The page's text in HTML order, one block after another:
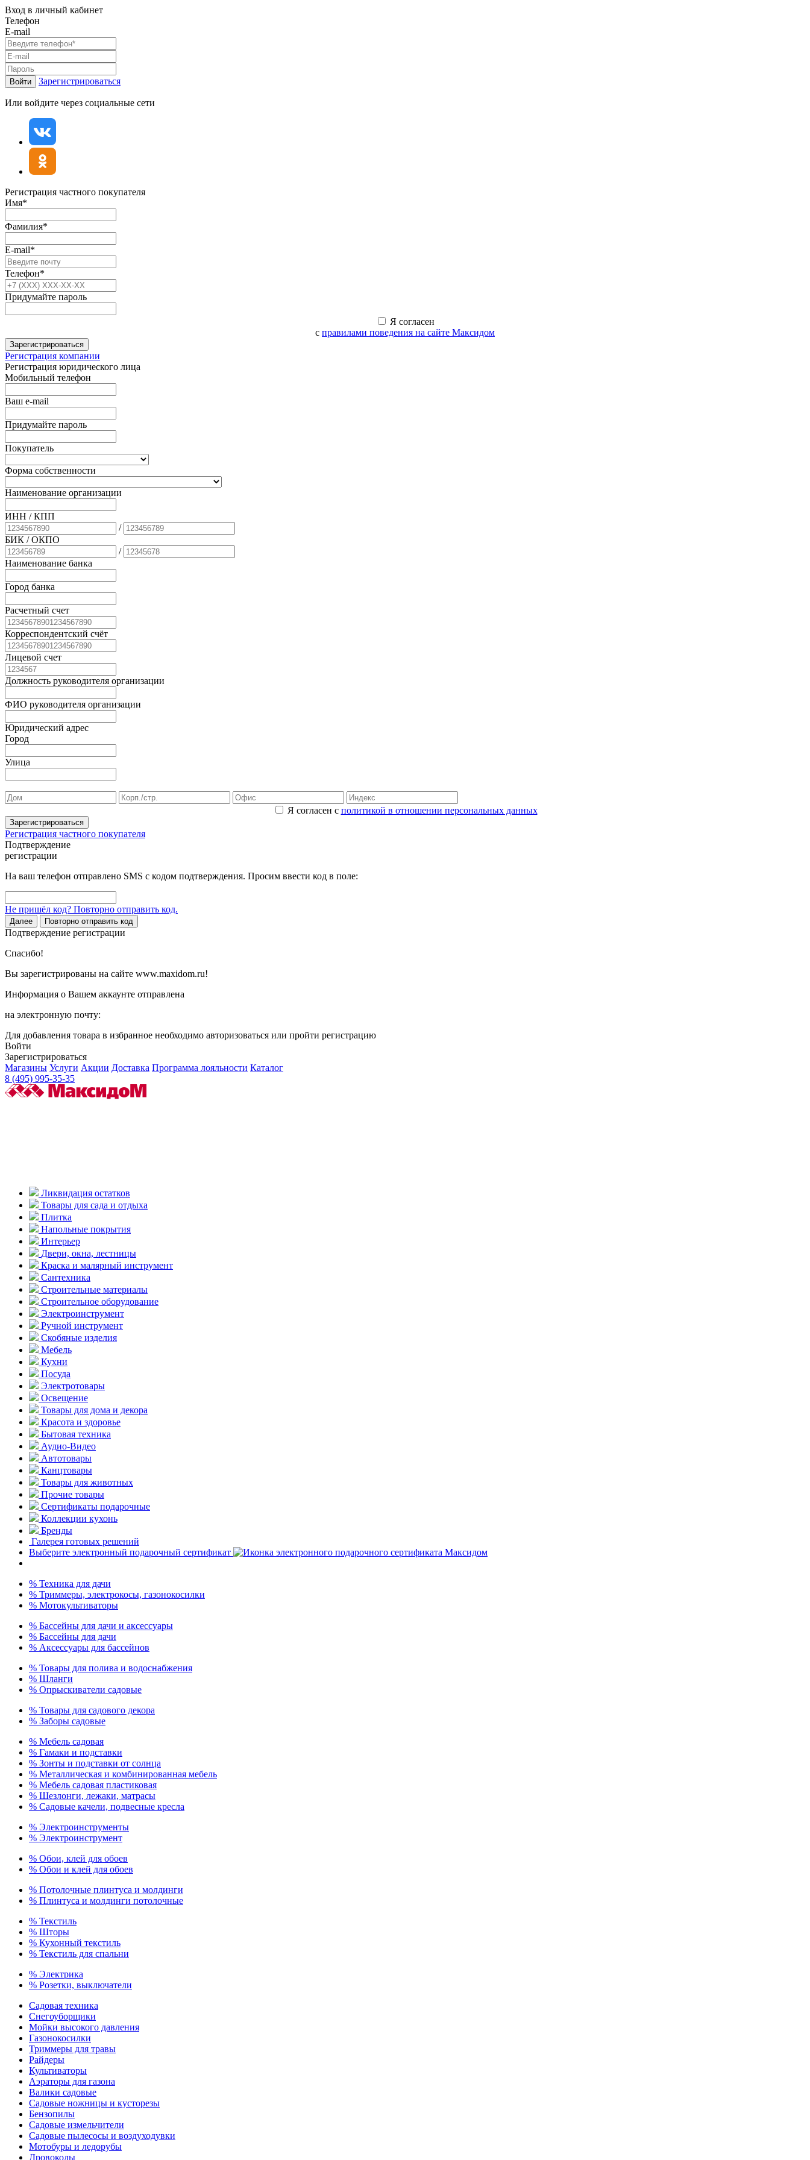
Вход в личный кабинет
Телефон
E-mail
Войти Зарегистрироваться
Или войдите через социальные сети
Регистрация частного покупателя
Имя*
Фамилия*
E-mail*
Телефон*
Придумайте пароль
Я согласен
с правилами поведения на сайте Максидом
Зарегистрироваться
Регистрация компании
Регистрация юридического лица
Мобильный телефон
Ваш e-mail
Придумайте пароль
Покупатель
Форма собственности
Наименование организации
ИНН / КПП
/
БИК / ОКПО
/
Наименование банка
Город банка
Расчетный счет
Корреспондентский счёт
Лицевой счет
Должность руководителя организации
ФИО руководителя организации
Юридический адрес
Город
Улица
Я согласен с политикой в отношении персональных данных
Зарегистрироваться
Регистрация частного покупателя
Подтверждение
регистрации
На ваш телефон отправлено SMS с кодом подтверждения. Просим ввести код в поле:
Не пришёл код? Повторно отправить код.
Далее Повторно отправить код
Подтверждение регистрации
Спасибо!
Вы зарегистрированы на сайте www.maxidom.ru!
Информация о Вашем аккаунте отправлена
на электронную почту:
Для добавления товара в избранное необходимо авторизоваться или пройти регистрацию
Войти
Зарегистрироваться
Магазины Услуги Акции Доставка Программа лояльности Каталог
8 (495) 995-35-35
Ликвидация остатков
Товары для сада и отдыха
Плитка
Напольные покрытия
Интерьер
Двери, окна, лестницы
Краска и малярный инструмент
Сантехника
Строительные материалы
Строительное оборудование
Электроинструмент
Ручной инструмент
Скобяные изделия
Мебель
Кухни
Посуда
Электротовары
Освещение
Товары для дома и декора
Красота и здоровье
Бытовая техника
Аудио-Видео
Автотовары
Канцтовары
Товары для животных
Прочие товары
Сертификаты подарочные
Коллекции кухонь
Бренды
Галерея готовых решений
Выберите электронный подарочный сертификат
% Техника для дачи
% Триммеры, электрокосы, газонокосилки
% Мотокультиваторы
% Бассейны для дачи и аксессуары
% Бассейны для дачи
% Аксессуары для бассейнов
% Товары для полива и водоснабжения
% Шланги
% Опрыскиватели садовые
% Товары для садового декора
% Заборы садовые
% Мебель садовая
% Гамаки и подставки
% Зонты и подставки от солнца
% Металлическая и комбинированная мебель
% Мебель садовая пластиковая
% Шезлонги, лежаки, матрасы
% Садовые качели, подвесные кресла
% Электроинструменты
% Электроинструмент
% Обои, клей для обоев
% Обои и клей для обоев
% Потолочные плинтуса и молдинги
% Плинтуса и молдинги потолочные
% Текстиль
% Шторы
% Кухонный текстиль
% Текстиль для спальни
% Электрика
% Розетки, выключатели
Садовая техника
Снегоуборщики
Мойки высокого давления
Газонокосилки
Триммеры для травы
Райдеры
Культиваторы
Аэраторы для газона
Валики садовые
Садовые ножницы и кусторезы
Бензопилы
Садовые измельчители
Садовые пылесосы и воздуходувки
Мотобуры и ледорубы
Дровоколы